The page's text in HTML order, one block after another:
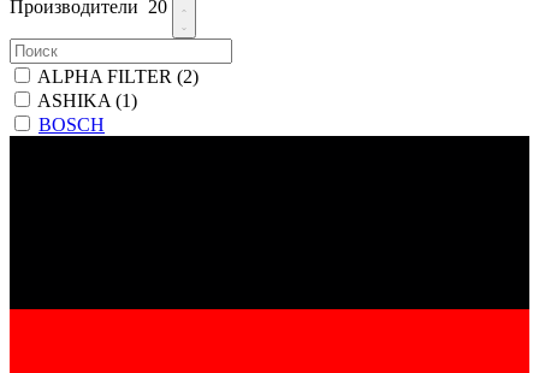
Производители 20
ALPHA FILTER (2)
ASHIKA (1)
BOSCH